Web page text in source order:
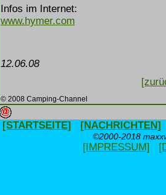
Infos im Internet:
www.hymer.com
12.06.08
© 2008 Camping-Channel
[STARTSEITE] [NACHRICHTEN]
©2000-2018
[IMPRESSUM]